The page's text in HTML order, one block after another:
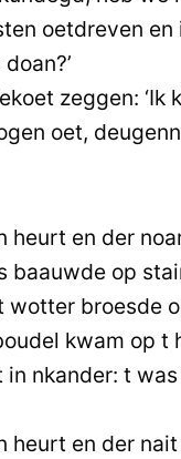
oetdreven en
zeggen: ‘Ik
oet,
heurt en der
baauwde op
wotter broesde
kwam op t
nkander: t
heurt en der